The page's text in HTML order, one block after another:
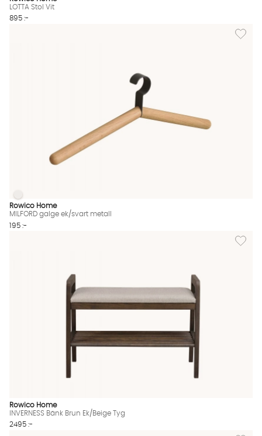
LOTTA Stol Vit
895 :-
Lägg
MILFORD galge ek/svart metall Finns även i dessa färger:
MILFORD galge ek/svart metall
Rowico Home
MILFORD galge ek/svart metall
195 :-
Lägg till
Rowico Home
INVERNESS Bänk Brun Ek/Beige Tyg
2495 :-